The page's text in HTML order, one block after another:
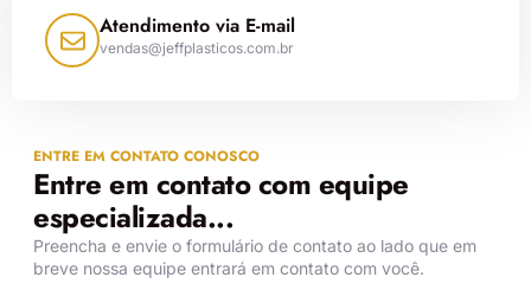
Atendimento via E-mail
vendas@jeffplasticos.com.br
ENTRE EM CONTATO CONOSCO
Entre em contato com equipe
especializada...
Preencha e envie o formulário de contato ao lado que em
breve nossa equipe entrará em contato com você.